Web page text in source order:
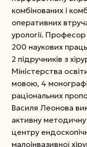
комбінованих і
оперативних
урології.
200 наукових
2 підручників з
Міністерства
мовою, 4
раціональних
Василя Леонова
активну методичну
центру
малоінвазивної